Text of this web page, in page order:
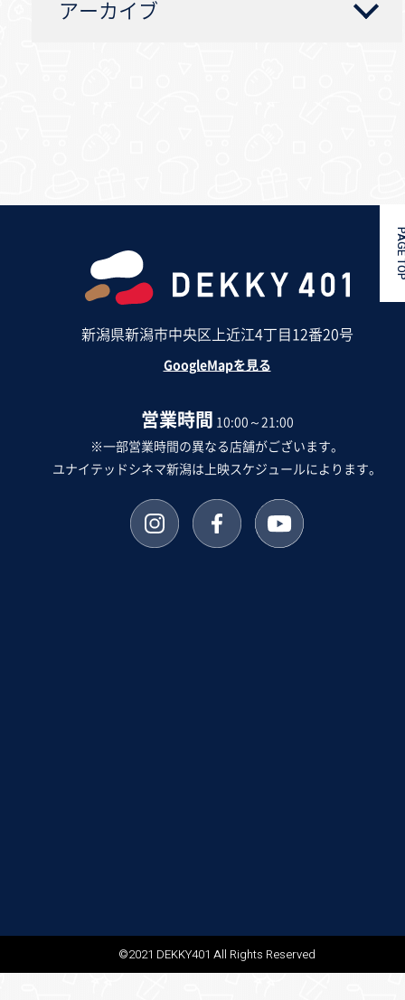
アーカイブ
新潟県新潟市中央区上近江4丁目12番20号
GoogleMapを見る
営業時間 10:00～21:00
※一部営業時間の異なる店舗がございます。
ユナイテッドシネマ新潟は上映スケジュールによります。
©2021 DEKKY401 All Rights Reserved